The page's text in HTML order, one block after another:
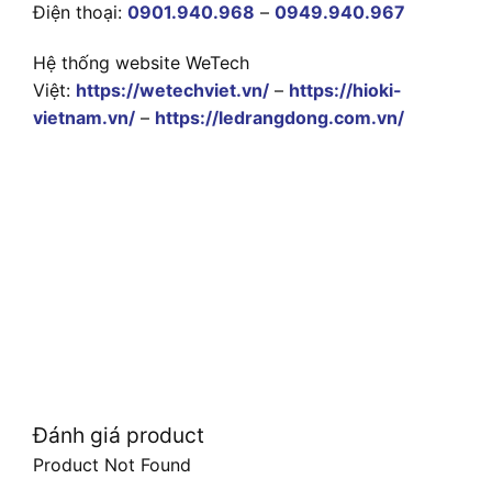
Điện thoại: 0901.940.968 – 0949.940.967
Hệ thống website WeTech
Việt: https://wetechviet.vn/ – https://hioki-
vietnam.vn/ – https://ledrangdong.com.vn/
Đánh giá product
Product Not Found